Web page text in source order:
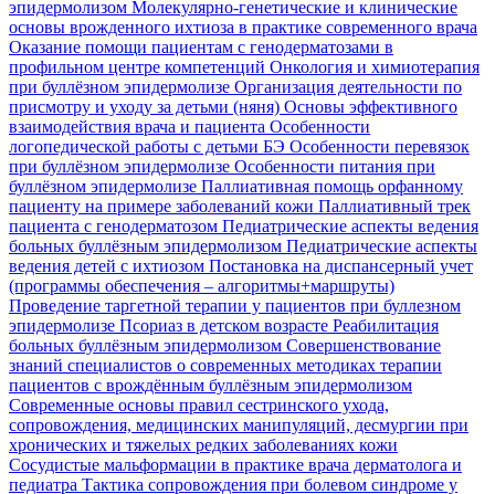
эпидермолизом Молекулярно-генетические и клинические
основы врожденного ихтиоза в практике современного врача
Оказание помощи пациентам с генодерматозами в
профильном центре компетенций Онкология и химиотерапия
при буллёзном эпидермолизе Организация деятельности по
присмотру и уходу за детьми (няня) Основы эффективного
взаимодействия врача и пациента Особенности
логопедической работы с детьми БЭ Особенности перевязок
при буллёзном эпидермолизе Особенности питания при
буллёзном эпидермолизе Паллиативная помощь орфанному
пациенту на примере заболеваний кожи Паллиативный трек
пациента с генодерматозом Педиатрические аспекты ведения
больных буллёзным эпидермолизом Педиатрические аспекты
ведения детей с ихтиозом Постановка на диспансерный учет
(программы обеспечения – алгоритмы+маршруты)
Проведение таргетной терапии у пациентов при буллезном
эпидермолизе Псориаз в детском возрасте Реабилитация
больных буллёзным эпидермолизом Совершенствование
знаний специалистов о современных методиках терапии
пациентов с врождённым буллёзным эпидермолизом
Современные основы правил сестринского ухода,
сопровождения, медицинских манипуляций, десмургии при
хронических и тяжелых редких заболеваниях кожи
Сосудистые мальформации в практике врача дерматолога и
педиатра Тактика сопровождения при болевом синдроме у